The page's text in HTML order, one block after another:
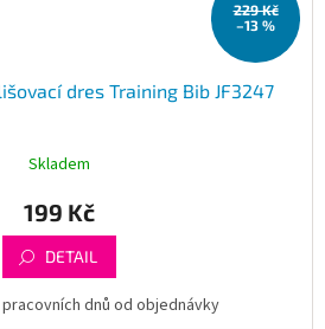
229 Kč
–13 %
dres Training Bib JF3247
Skladem
199 Kč
DETAIL
dnů od objednávky